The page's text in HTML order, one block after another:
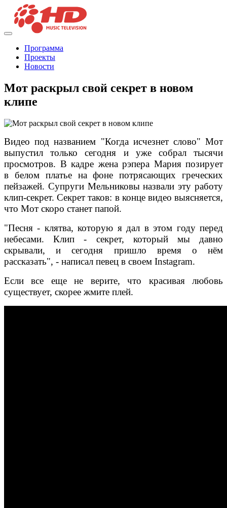
Программа
Проекты
Новости
Мот раскрыл свой секрет в новом
клипе
Видео под названием "Когда исчезнет слово" Мот
выпустил только сегодня и уже собрал тысячи
просмотров. В кадре жена рэпера Мария позирует
в белом платье на фоне потрясающих греческих
пейзажей. Супруги Мельниковы назвали эту работу
клип-секрет. Секрет таков: в конце видео выясняется,
что Мот скоро станет папой.
"Песня - клятва, которую я дал в этом году перед
небесами. Клип - секрет, который мы давно
скрывали, и сегодня пришло время о нём
рассказать", - написал певец в своем Instagram.
Если все еще не верите, что красивая любовь
существует, скорее жмите плей.